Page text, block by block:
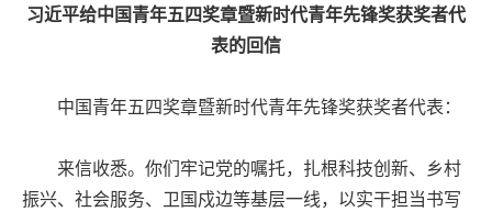
习近平给中国青年五四奖章暨新时代青年先锋奖获奖者代
表的回信
中国青年五四奖章暨新时代青年先锋奖获奖者代表：
来信收悉。你们牢记党的嘱托，扎根科技创新、乡村
振兴、社会服务、卫国戍边等基层一线，以实干担当书写